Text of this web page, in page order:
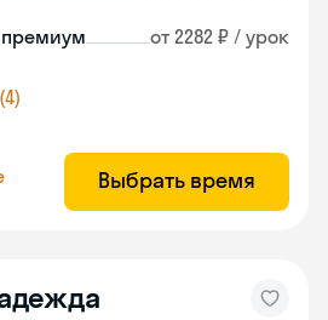
от 2282 ₽ / урок
Выбрать время